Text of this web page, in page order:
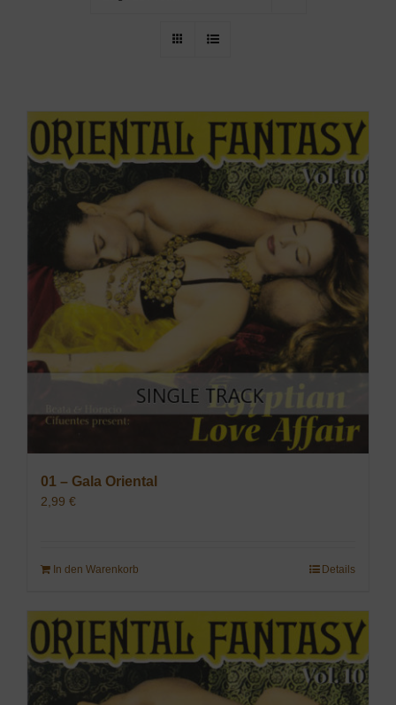
01 – Gala Oriental
2,99 €
In den Warenkorb Details